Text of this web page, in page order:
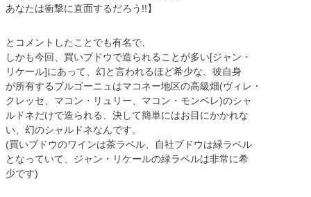
あなたは衝撃に直面するだろう!!】
とコメントしたことでも有名で、
しかも今回、買いブドウで造られることが多い[ジャン・
リケール]にあって、幻と言われるほど希少な、彼自身
が所有するブルゴーニュはマコネー地区の高級畑(ヴィレ・
クレッセ、マコン・リュリー、マコン・モンベレ)のシャ
ルドネだけで造られる、決して簡単にはお目にかかれな
い、幻のシャルドネなんです。
(買いブドウのワインは茶ラベル、自社ブドウは緑ラベル
となっていて、ジャン・リケールの緑ラベルは非常に希
少です)